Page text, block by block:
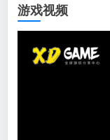
游戏视频